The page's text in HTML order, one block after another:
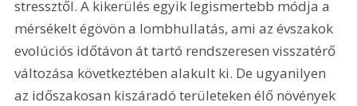
stressztől. A kikerülés egyik legismertebb módja a
mérsékelt égövön a lombhullatás, ami az évszakok
evolúciós időtávon át tartó rendszeresen visszatérő
változása következtében alakult ki. De ugyanilyen
az időszakosan kiszáradó területeken élő növények